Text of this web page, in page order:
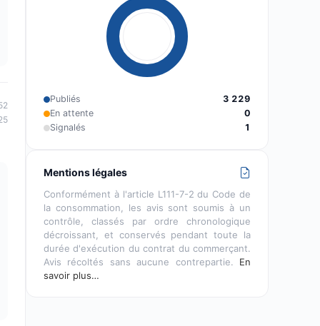
Publiés
3 229
En attente
0
Signalés
1
Mentions légales
Conformément à l'article L111-7-2 du Code de
la consommation, les avis sont soumis à un
contrôle, classés par ordre chronologique
décroissant, et conservés pendant toute la
durée d'exécution du contrat du commerçant.
Avis récoltés sans aucune contrepartie. En
savoir plus…